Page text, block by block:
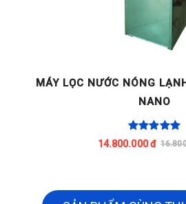
MÁY LỌC NƯỚC NÓNG
NANO
14.800.000 đ